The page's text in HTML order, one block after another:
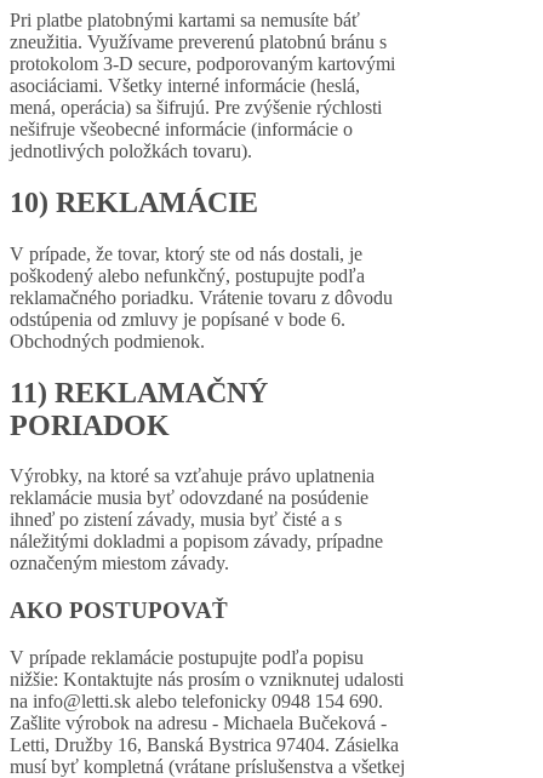
Pri platbe platobnými kartami sa nemusíte báť
zneužitia. Využívame preverenú platobnú bránu s
protokolom 3-D secure, podporovaným kartovými
asociáciami. Všetky interné informácie (heslá,
mená, operácia) sa šifrujú. Pre zvýšenie rýchlosti
nešifruje všeobecné informácie (informácie o
jednotlivých položkách tovaru).
10) REKLAMÁCIE
V prípade, že tovar, ktorý ste od nás dostali, je
poškodený alebo nefunkčný, postupujte podľa
reklamačného poriadku. Vrátenie tovaru z dôvodu
odstúpenia od zmluvy je popísané v bode 6.
Obchodných podmienok.
11) REKLAMAČNÝ
PORIADOK
Výrobky, na ktoré sa vzťahuje právo uplatnenia
reklamácie musia byť odovzdané na posúdenie
ihneď po zistení závady, musia byť čisté a s
náležitými dokladmi a popisom závady, prípadne
označeným miestom závady.
AKO POSTUPOVAŤ
V prípade reklamácie postupujte podľa popisu
nižšie: Kontaktujte nás prosím o vzniknutej udalosti
na info@letti.sk alebo telefonicky 0948 154 690.
Zašlite výrobok na adresu - Michaela Bučeková -
Letti, Družby 16, Banská Bystrica 97404. Zásielka
musí byť kompletná (vrátane príslušenstva a všetkej